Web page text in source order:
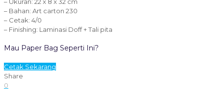
– Ukuran: 22 x 8 x 32 cm
– Bahan: Art carton 230
– Cetak: 4/0
– Finishing: Laminasi Doff + Tali pita
Mau Paper Bag Seperti Ini?
Cetak Sekarang
Share
0